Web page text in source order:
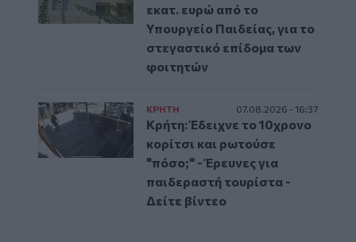
εκατ. ευρώ από το
Υπουργείο Παιδείας, για το
στεγαστικό επίδομα των
φοιτητών
ΚΡΗΤΗ 07.08.2026 - 16:37
Κρήτη: Έδειχνε το 10χρονο
κορίτσι και ρωτούσε
"πόσο;" - Έρευνες για
παιδεραστή τουρίστα -
Δείτε βίντεο